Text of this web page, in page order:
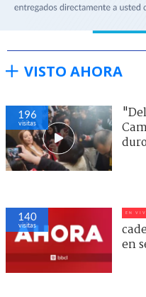
VISTO AHORA
196
visitas
140
visitas
en